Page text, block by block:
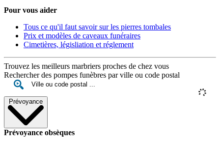
Pour vous aider
Tous ce qu'il faut savoir sur les pierres tombales
Prix et modèles de caveaux funéraires
Cimetières, législiation et réglement
Trouvez les meilleurs marbriers proches de chez vous
Rechercher des pompes funèbres par ville ou code postal
Prévoyance
Prévoyance obsèques